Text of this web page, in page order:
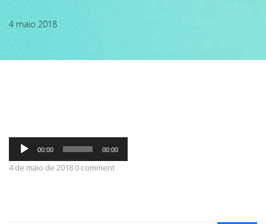
PODCAST
ABRANGÊNCIA
4 maio 2018
Tocador
áudio
00:00 00:00
4 de maio de 2018 0 comment